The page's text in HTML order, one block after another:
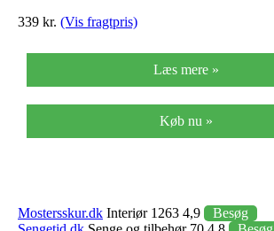
339 kr. (Vis fragtpris)
Læs mere »
Køb nu »
Mostersskur.dk Interiør 1263 4,9
Besøg